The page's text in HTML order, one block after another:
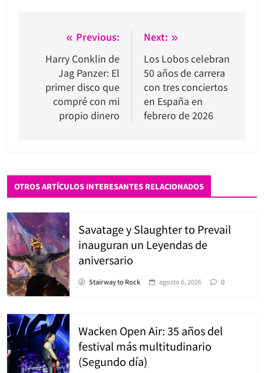
Navegación
de
entradas
Previous:
Harry Conklin de
Jag Panzer: El
primer disco que
compré con mi
propio dinero
Next:
Los Lobos celebran
50 años de carrera
con tres conciertos
en España en
febrero de 2026
OTROS ARTÍCULOS INTERESANTES RELACIONADOS
Savatage y Slaughter to Prevail
inauguran un Leyendas de
aniversario
Stairway to Rock agosto 6, 2026 0
Wacken Open Air: 35 años del
festival más multitudinario
(Segundo día)